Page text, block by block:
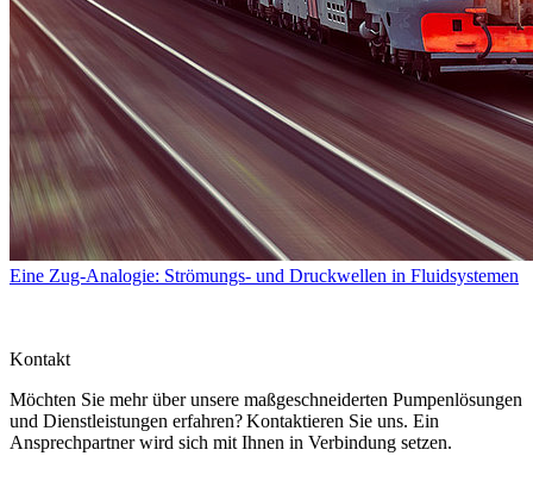
Eine Zug-Analogie: Strömungs- und Druckwellen in Fluidsystemen
Kontakt
Möchten Sie mehr über unsere maßgeschneiderten Pumpenlösungen
und Dienstleistungen erfahren? Kontaktieren Sie uns. Ein
Ansprechpartner wird sich mit Ihnen in Verbindung setzen.